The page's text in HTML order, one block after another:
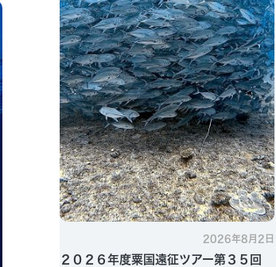
2026年8月2日
２０２６年度粟国遠征ツアー第３５回